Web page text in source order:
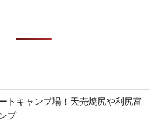
トキャンプ場！天売焼尻や利尻富
プ